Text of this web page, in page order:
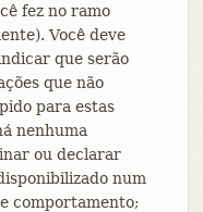
fez no ramo
Você deve
que serão
que não
para estas
nenhuma
ou declarar
num
comportamento;